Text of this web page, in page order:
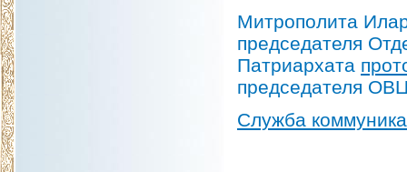
Митрополита
председателя
Патриархата
председателя
Служба